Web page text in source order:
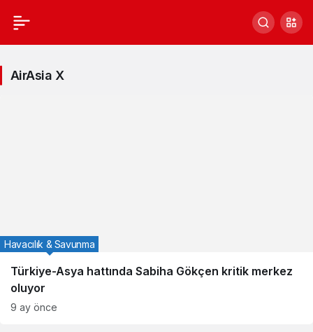
AirAsia
AirAsia X
Türkiye-Asya hattında Sabiha Gökçen kritik merkez
oluyor
Havacılık & Savunma
9 ay önce